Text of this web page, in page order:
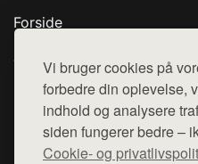
Vi bruger cookies på
forbedre din oplevelse,
indhold og analysere
siden fungerer bedre –
Cookie- og
Forside
Top Rabatter
Kontakt